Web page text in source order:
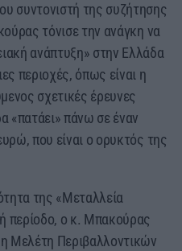
συντονιστή της συζήτησης
τόνισε την ανάγκη να
ανάπτυξη» στην Ελλάδα
περιοχές, όπως είναι η
σχετικές έρευνες
«πατάει» πάνω σε έναν
που είναι ο ορυκτός της
της «Μεταλλεία
περίοδο, ο κ. Μπακούρας
η Μελέτη Περιβαλλοντικών